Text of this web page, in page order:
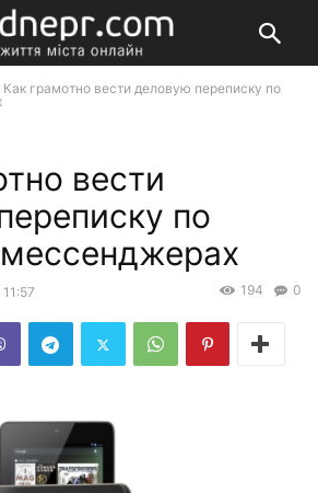
Как грамотно вести деловую переписку по
вести
по
0
194